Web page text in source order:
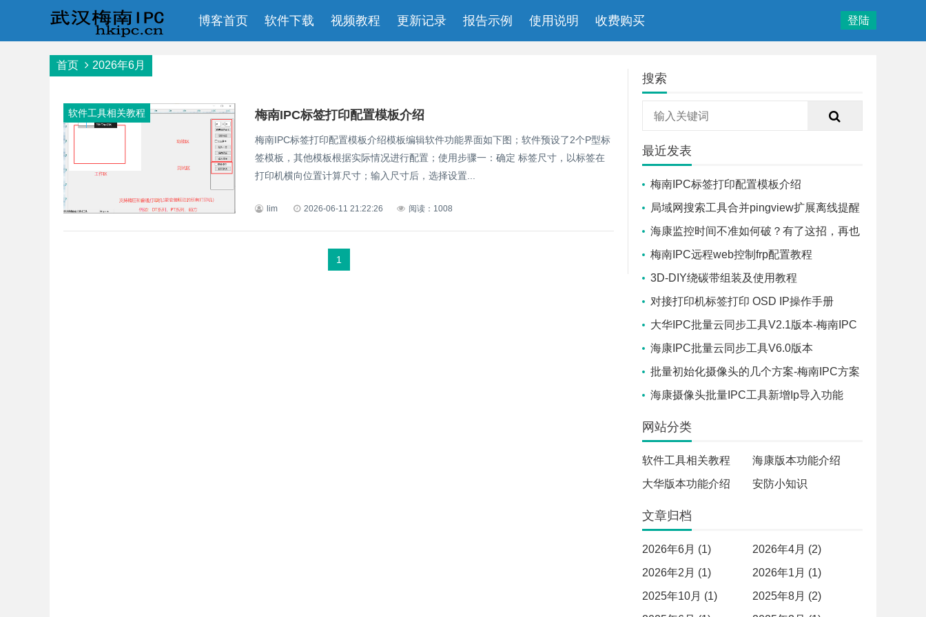
博客首页 软件下载 视频教程 更新记录 报告示例 使用说明 收费购买 登陆
首页 2026年6月
软件工具相关教程 梅南IPC标签打印配置模板介绍
梅南IPC标签打印配置模板介绍模板编辑软件功能界面如下图；软件预设了2个P型标
签模板，其他模板根据实际情况进行配置；使用步骤一：确定 标签尺寸，以标签在
打印机横向位置计算尺寸；输入尺寸后，选择设置...
lim 2026-06-11 21:22:26 阅读：1008
1
搜索
最近发表
梅南IPC标签打印配置模板介绍
局域网搜索工具合并pingview扩展离线提醒
海康监控时间不准如何破？有了这招，再也
不会时间不准了。
梅南IPC远程web控制frp配置教程
3D-DIY绕碳带组装及使用教程
对接打印机标签打印 OSD IP操作手册
大华IPC批量云同步工具V2.1版本-梅南IPC
工具
海康IPC批量云同步工具V6.0版本
批量初始化摄像头的几个方案-梅南IPC方案
海康摄像头批量IPC工具新增Ip导入功能
网站分类
软件工具相关教程
海康版本功能介绍
大华版本功能介绍
安防小知识
文章归档
2026年6月 (1)
2026年4月 (2)
2026年2月 (1)
2026年1月 (1)
2025年10月 (1)
2025年8月 (2)